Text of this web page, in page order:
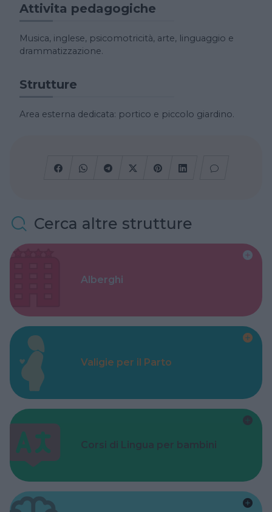
Attivita pedagogiche
Musica, inglese, psicomotricità, arte, linguaggio e
drammatizzazione.
Strutture
Area esterna dedicata: portico e piccolo giardino.
Cerca altre strutture
Alberghi
Valigie per il Parto
Corsi di Lingua per bambini